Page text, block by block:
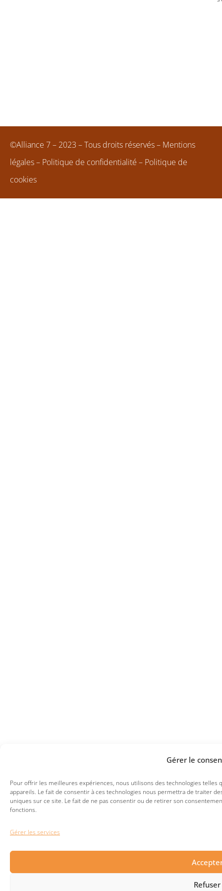
Gérer le
Pour offrir les meilleures expériences, nous utilisons des technologies
appareils. Le fait de consentir à ces technologies nous permettra de traiter
uniques sur ce site. Le fait de ne pas consentir ou de retirer son
fonctions.
Gérer les services
Refuser
©Alliance 7 – 2023 – Tous droits réservés – Mentions
légales– Politique de confidentialité – Politique de
cookies